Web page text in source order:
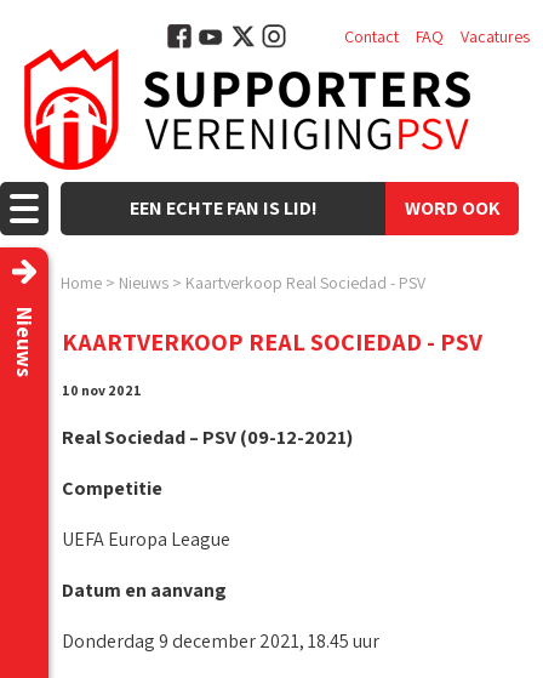
WORD OOK
EEN ECHTE FAN IS LID!
Contact FAQ Vacatures
Home > Nieuws > Kaartverkoop Real Sociedad - PSV
Nieuws KAARTVERKOOP REAL SOCIEDAD - PSV
10 nov 2021
Real Sociedad – PSV (09-12-2021)
Competitie
UEFA Europa League
Datum en aanvang
Donderdag 9 december 2021, 18.45 uur